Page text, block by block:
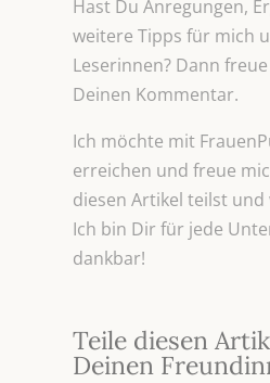
Hast Du Anregungen,
weitere Tipps für mich
Leserinnen? Dann
Deinen Kommentar.
Ich möchte mit
erreichen und freue
diesen Artikel teilst
Ich bin Dir für jede
dankbar!
Teile diesen
Deinen